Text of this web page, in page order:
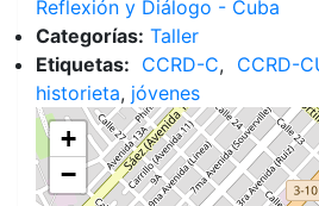
Reflexión y Diálogo - Cuba
Categorías: Taller
Etiquetas: CCRD-C, CCRD-
historieta, jóvenes
+
−